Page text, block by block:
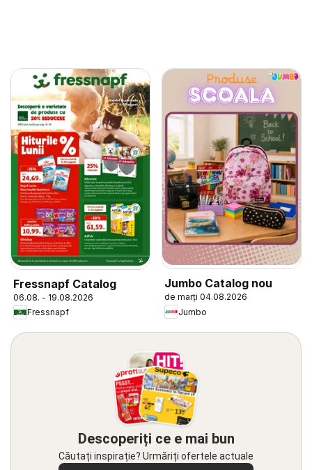
Fressnapf Catalog
06.08. - 19.08.2026
Fressnapf
Jumbo Catalog nou
de marți 04.08.2026
Jumbo
Descoperiți ce e mai bun
Căutați inspirație? Urmăriți ofertele actuale